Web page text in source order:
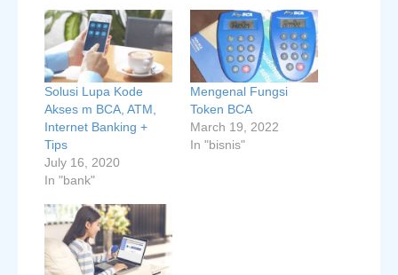
Solusi Lupa Kode
Akses m BCA, ATM,
Internet Banking +
Tips
July 16, 2020
In "bank"
Mengenal Fungsi
Token BCA
March 19, 2022
In "bisnis"